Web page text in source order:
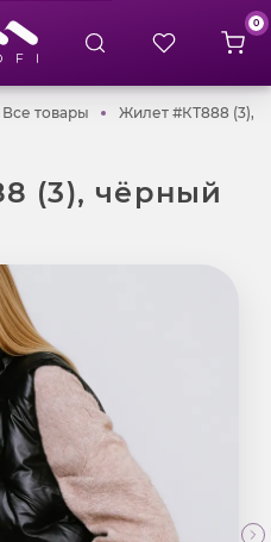
0
одежда
Все товары Все товары
Жилет #КТ888 (3),
(3), чёрный